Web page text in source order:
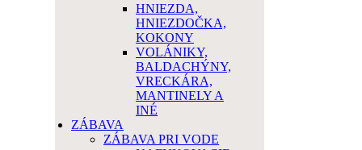
HNIEZDA,
HNIEZDOČKA,
KOKONY
VOLÁNIKY,
BALDACHÝNY,
VRECKÁRA,
MANTINELY A
INÉ
ZÁBAVA
ZÁBAVA PRI VODE